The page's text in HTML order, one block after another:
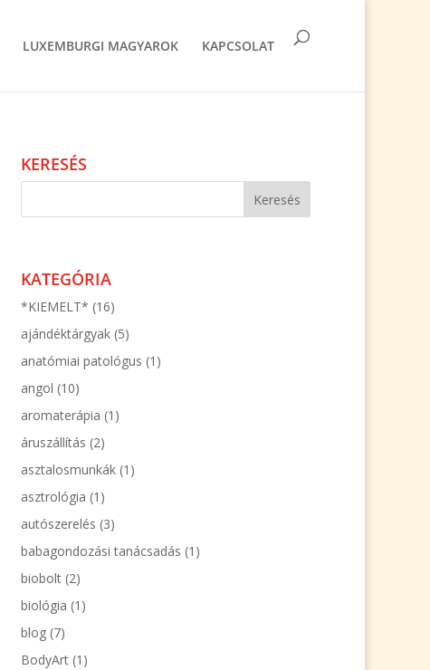
LUXEMBURGI MAGYAROK KAPCSOLAT
KERESÉS
KATEGÓRIA
*KIEMELT* (16)
ajándéktárgyak(5)
anatómiai patológus (1)
angol (10)
aromaterápia (1)
áruszállítás (2)
asztalosmunkák(1)
asztrológia (1)
autószerelés (3)
babagondozási tanácsadás (1)
biobolt(2)
biológia (1)
blog(7)
BodyArt(1)